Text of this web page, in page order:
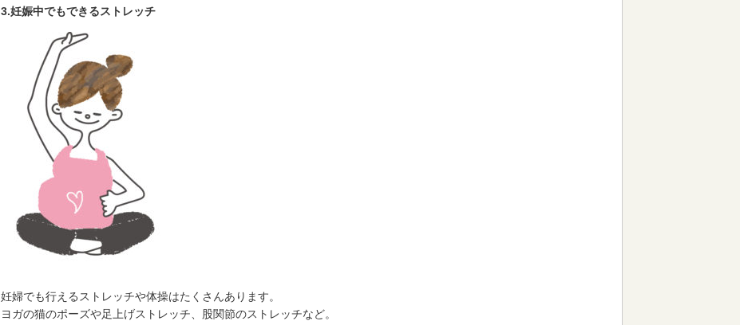
3.妊娠中でもできるストレッチ
妊婦でも行えるストレッチや体操はたくさんあります。
ヨガの猫のポーズや足上げストレッチ、股関節のストレッチなど。